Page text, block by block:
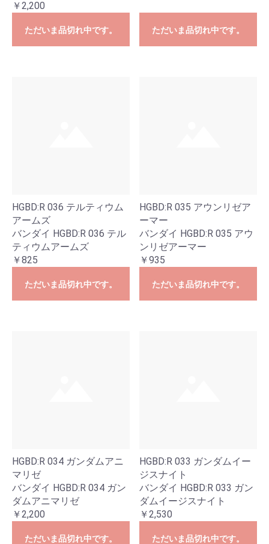
￥2,200
ただいま品切れ中です。 ただいま品切れ中です。
HGBD:R 036 テルティウム
アームズ
バンダイ HGBD:R 036 テル
ティウムアームズ
￥825
ただいま品切れ中です。
HGBD:R 035 アウンリゼア
ーマー
バンダイ HGBD:R 035 アウ
ンリゼアーマー
￥935
ただいま品切れ中です。
HGBD:R 034 ガンダムアニ
マリゼ
バンダイ HGBD:R 034 ガン
ダムアニマリゼ
￥2,200
ただいま品切れ中です。
HGBD:R 033 ガンダムイー
ジスナイト
バンダイ HGBD:R 033 ガン
ダムイージスナイト
￥2,530
ただいま品切れ中です。